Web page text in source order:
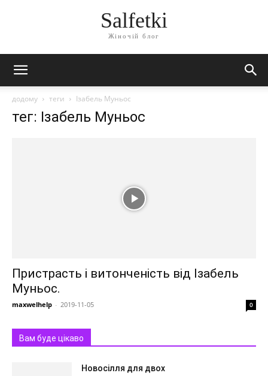
Salfetki
Жіночій блог
додому теги Ізабель Муньос
тег: Ізабель Муньос
Пристрасть і витонченість від Ізабель
Муньос.
maxwelhelp - 2019-11-05 0
Вам буде цікаво
Новосілля для двох